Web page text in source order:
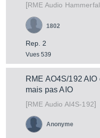
[RME Audio
Rep. 2
Vues 539
1802
RME AO4S/192
mais pas AIO
[RME Audio AI4S-192]
Anonyme